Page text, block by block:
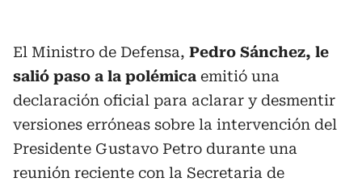
El Ministro de Defensa, Pedro Sánchez, le
salió paso a la polémica emitió una
declaración oficial para aclarar y desmentir
versiones erróneas sobre la intervención del
Presidente Gustavo Petro durante una
reunión reciente con la Secretaria de